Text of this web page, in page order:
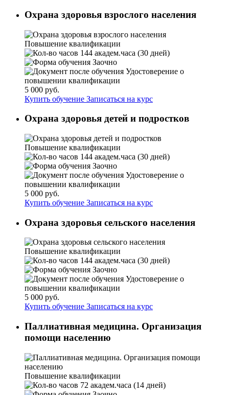
Охрана здоровья взрослого населения
Повышение квалификации
144 академ.часа (30 дней)
Заочно
Удостоверение о
повышении квалификации
5 000 руб.
Купить обучение Записаться на курс
Охрана здоровья детей и подростков
Повышение квалификации
144 академ.часа (30 дней)
Заочно
Удостоверение о
повышении квалификации
5 000 руб.
Купить обучение Записаться на курс
Охрана здоровья сельского населения
Повышение квалификации
144 академ.часа (30 дней)
Заочно
Удостоверение о
повышении квалификации
5 000 руб.
Купить обучение Записаться на курс
Паллиативная медицина. Организация
помощи населению
Повышение квалификации
72 академ.часа (14 дней)